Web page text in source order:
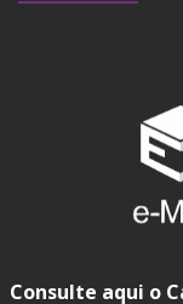
Consulte aqui o